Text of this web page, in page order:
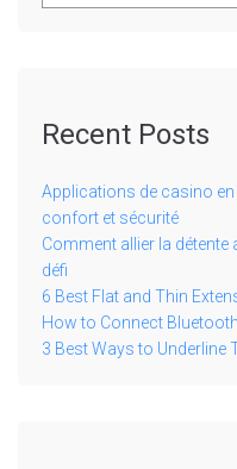
Recent Posts
Applications de casino
confort et sécurité
Comment allier la détente
défi
6 Best Flat and Thin
How to Connect
3 Best Ways to Underline